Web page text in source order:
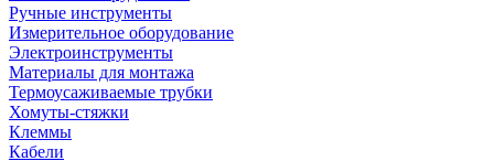
Ручные инструменты
Измерительное оборудование
Электроинструменты
Материалы для монтажа
Термоусаживаемые трубки
Хомуты-стяжки
Клеммы
Кабели